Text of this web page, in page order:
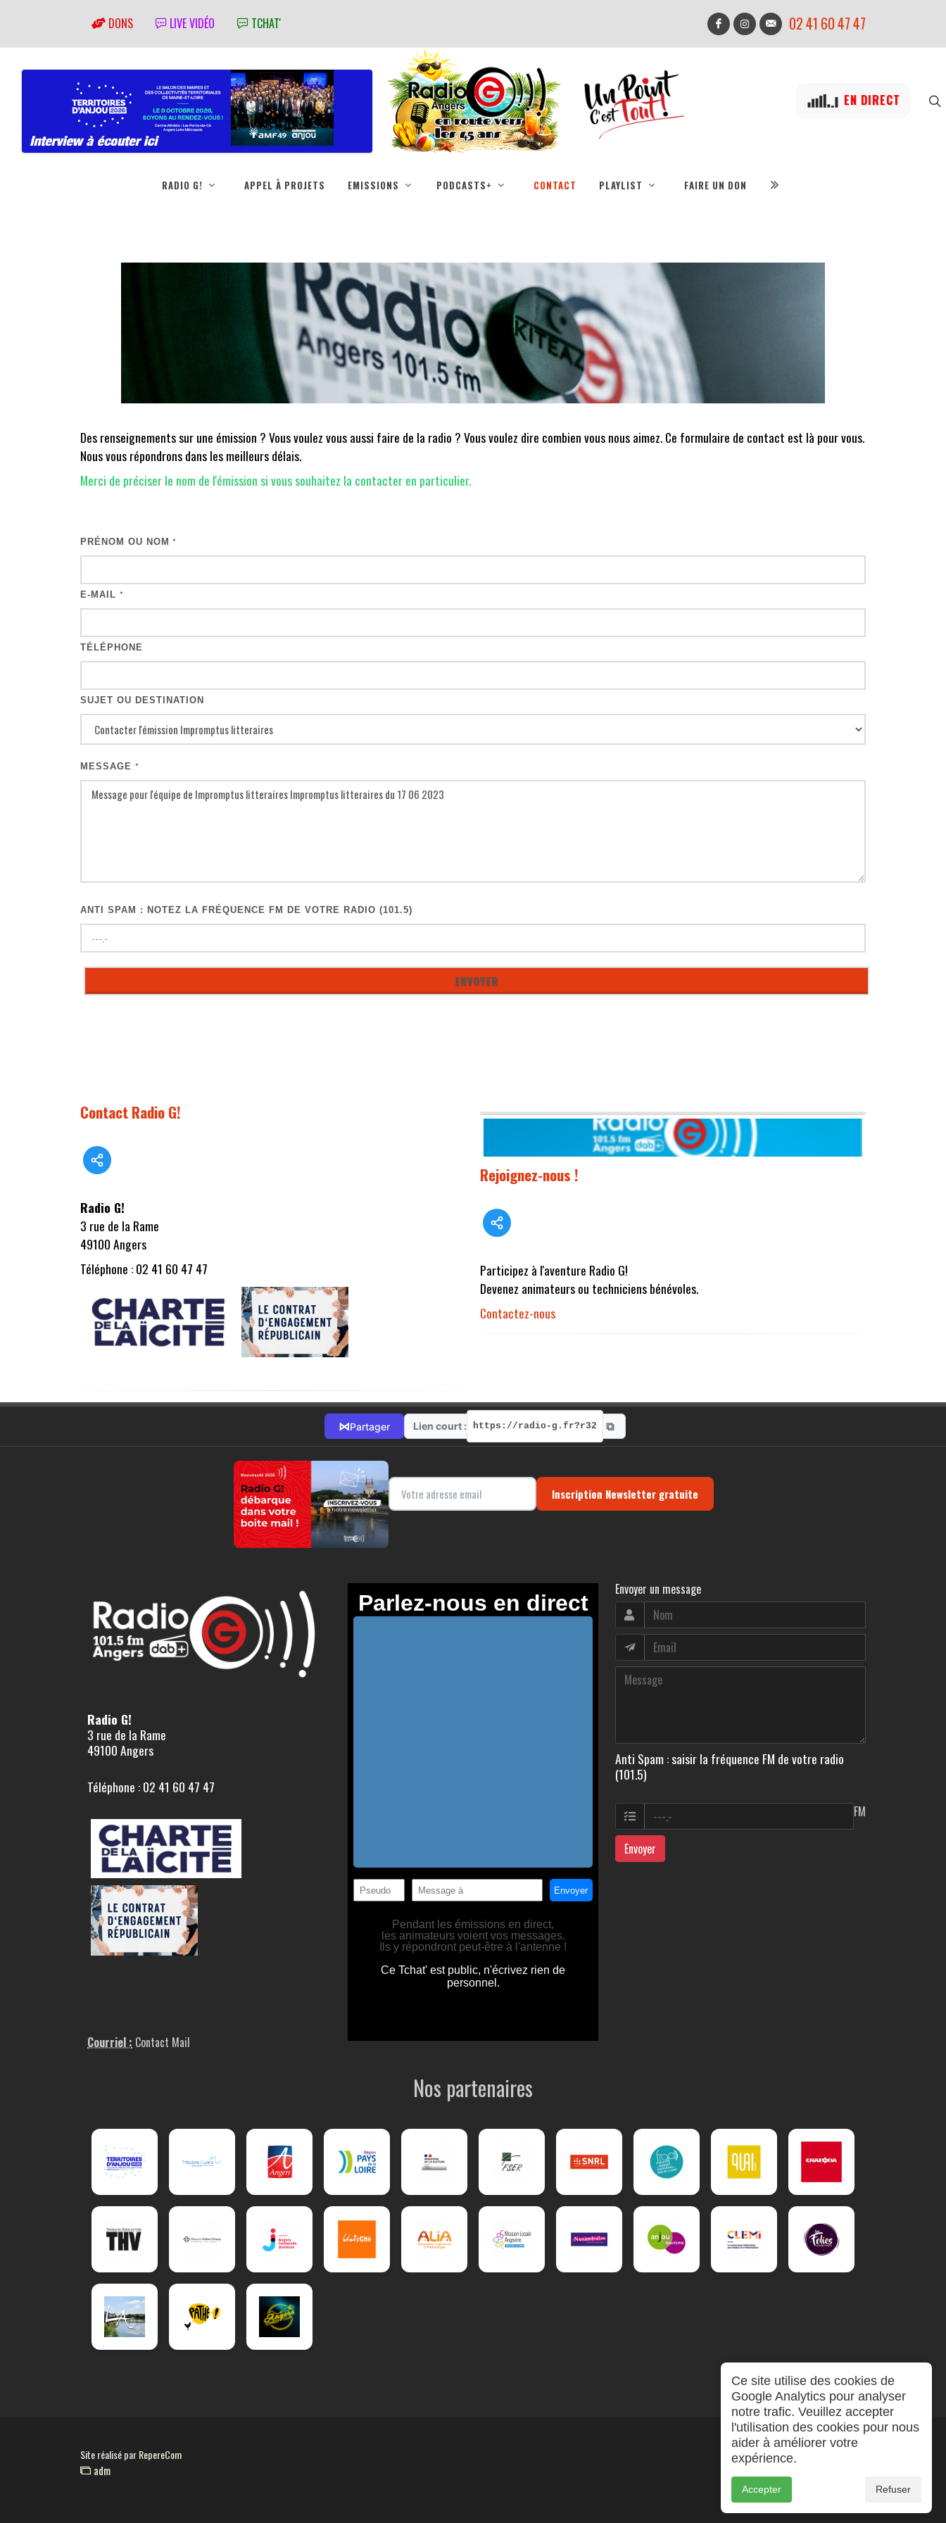
DONS LIVE VIDÉO TCHAT' 02 41 60 47 47
EN DIRECT
RADIO G! APPEL À PROJETS EMISSIONS PODCASTS+ CONTACT PLAYLIST FAIRE UN DON
Des renseignements sur une émission ? Vous voulez vous aussi faire de la radio ? Vous voulez dire combien vous nous aimez. Ce formulaire de contact est là pour vous.
Nous vous répondrons dans les meilleurs délais.
Merci de préciser le nom de l'émission si vous souhaitez la contacter en particulier.
PRÉNOM OU NOM *
E-MAIL *
TÉLÉPHONE
SUJET OU DESTINATION
MESSAGE *
ANTI SPAM : NOTEZ LA FRÉQUENCE FM DE VOTRE RADIO (101.5)
Contact Radio G!
Radio G!
3 rue de la Rame
49100 Angers
Téléphone : 02 41 60 47 47
Rejoignez-nous !
Participez à l'aventure Radio G!
Devenez animateurs ou techniciens bénévoles.
Contactez-nous
⋈Partager Lien court : https://radio-g.fr?r32 ⧉
Inscription Newsletter gratuite
Radio G!
3 rue de la Rame
49100 Angers
Téléphone : 02 41 60 47 47
Courriel : Contact Mail
Envoyer un message
Anti Spam : saisir la fréquence FM de votre radio
(101.5)
FM
Envoyer
Nos partenaires
Site réalisé parRepereCom
adm
Ce site utilise des cookies de
Google Analytics pour analyser
notre trafic. Veuillez accepter
l'utilisation des cookies pour nous
aider à améliorer votre
expérience.
Accepter Refuser